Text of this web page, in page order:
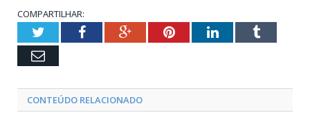
COMPARTILHAR:
TwitterFacebookGoogle+PinterestLinkedInTumblr
Email
CONTEÚDO RELACIONADO